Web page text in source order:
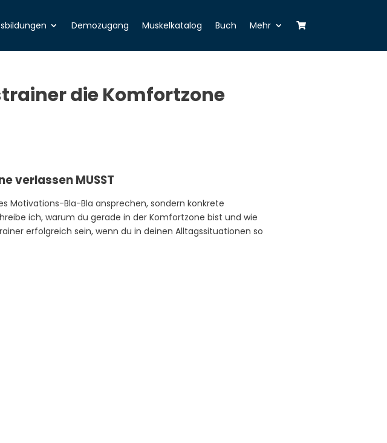
Demozugang Muskelkatalog Buch Mehr
die Komfortzone
verlassen MUSST
Motivations-Bla-Bla ansprechen, sondern konkrete
ich, warum du gerade in der Komfortzone bist und wie
erfolgreich sein, wenn du in deinen Alltagssituationen so